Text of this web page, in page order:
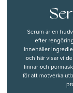
Serum är en
efter
innehåller
och här visar vi
finnar och
för att motverka